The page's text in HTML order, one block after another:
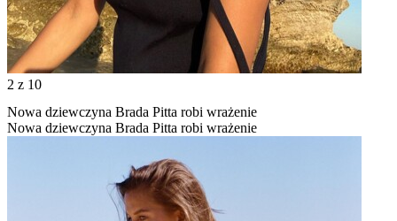
2 z 10
Nowa dziewczyna Brada Pitta robi wrażenie
Nowa dziewczyna Brada Pitta robi wrażenie